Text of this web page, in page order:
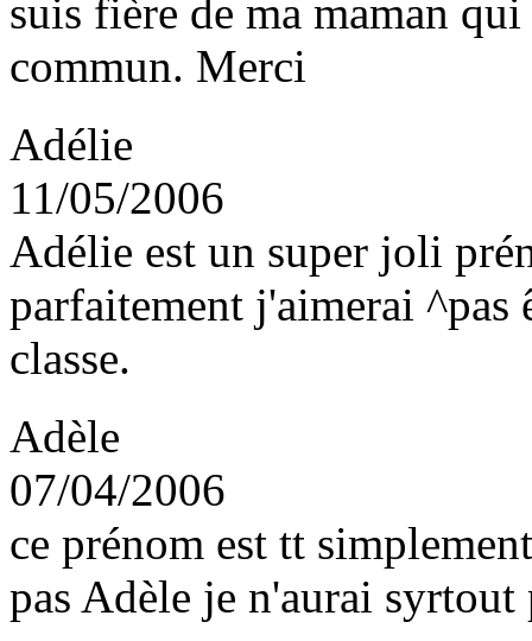
suis fière de ma maman
commun. Merci
Adélie
11/05/2006
Adélie est un super joli
parfaitement j'aimerai ^pas
classe.
Adèle
07/04/2006
ce prénom est tt
pas Adèle je n'aurai syrtout